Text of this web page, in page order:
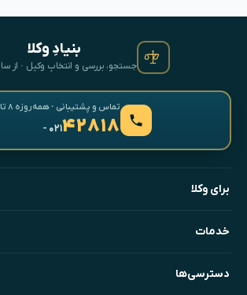
بنیادِ وکلا
جستجو، بررسی و انتخابِ وکیل · از سال
تماس و پشتیبانی · همه‌روزه ۸ تا ۲۴
۴۲۸۱۸- ۰۲۱
برای وکلا
خدمات
دسترسی‌ها